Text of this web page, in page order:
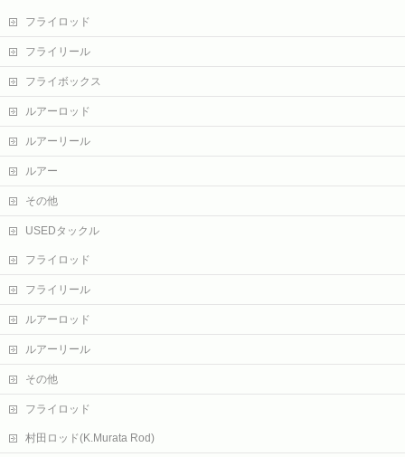
フライロッド
フライリール
フライボックス
ルアーロッド
ルアーリール
ルアー
その他
USEDタックル
フライロッド
フライリール
ルアーロッド
ルアーリール
その他
フライロッド
村田ロッド(K.Murata Rod)